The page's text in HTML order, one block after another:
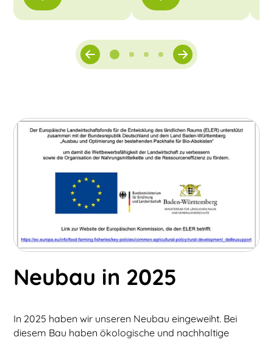
Neubau in 2025
In 2025 haben wir unseren Neubau eingeweiht. Bei
diesem Bau haben ökologische und nachhaltige